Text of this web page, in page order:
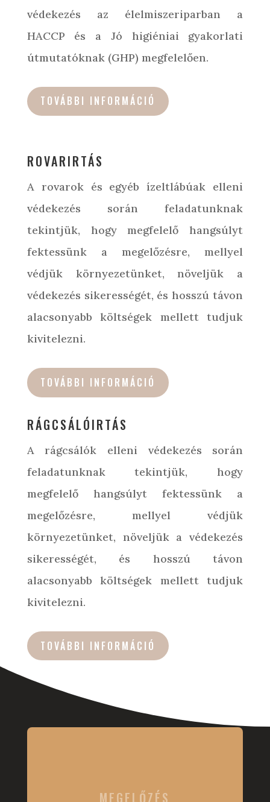
védekezés az élelmiszeriparban a
HACCP és a Jó higiéniai gyakorlati
útmutatóknak (GHP) megfelelően.
TOVÁBBI INFORMÁCIÓ
ROVARIRTÁS
A rovarok és egyéb ízeltlábúak elleni
védekezés során feladatunknak
tekintjük, hogy megfelelő hangsúlyt
fektessünk a megelőzésre, mellyel
védjük környezetünket, növeljük a
védekezés sikerességét, és hosszú távon
alacsonyabb költségek mellett tudjuk
kivitelezni.
TOVÁBBI INFORMÁCIÓ
RÁGCSÁLÓIRTÁS
A rágcsálók elleni védekezés során
feladatunknak tekintjük, hogy
megfelelő hangsúlyt fektessünk a
megelőzésre, mellyel védjük
környezetünket, növeljük a védekezés
sikerességét, és hosszú távon
alacsonyabb költségek mellett tudjuk
kivitelezni.
TOVÁBBI INFORMÁCIÓ
MEGELŐZÉS